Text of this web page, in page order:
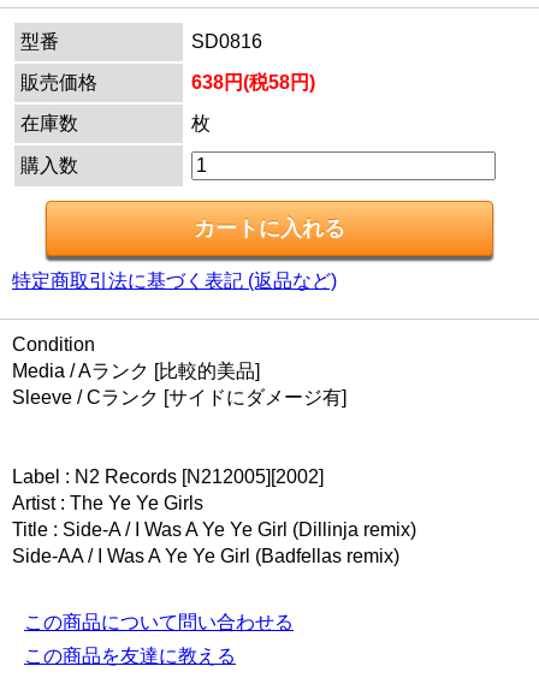
型番
SD0816
販売価格
638円(税58円)
在庫数
枚
購入数
特定商取引法に基づく表記 (返品など)
Condition
Media / Aランク [比較的美品]
Sleeve / Cランク [サイドにダメージ有]
Label : N2 Records [N212005][2002]
Artist : The Ye Ye Girls
Title : Side-A / I Was A Ye Ye Girl (Dillinja remix)
Side-AA / I Was A Ye Ye Girl (Badfellas remix)
この商品について問い合わせる
この商品を友達に教える